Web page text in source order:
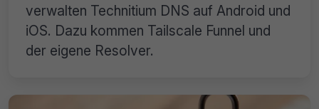
verwalten Technitium DNS auf Android und
iOS. Dazu kommen Tailscale Funnel und
der eigene Resolver.